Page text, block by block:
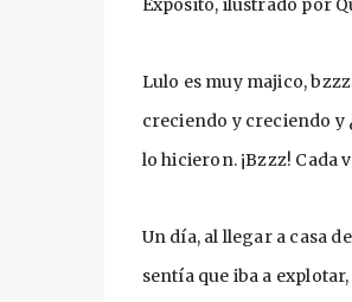
Expósito, ilustrado por
Lulo es muy majico,
creciendo y creciendo y
lo hicieron. ¡Bzzz! Cada
Un día, al llegar a casa
sentía que iba a